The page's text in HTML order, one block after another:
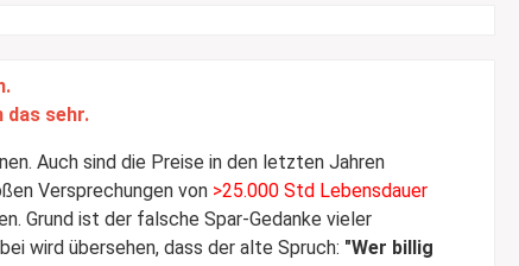
das sehr.
Auch sind die Preise in den letzten Jahren
Versprechungen von >25.000 Std Lebensdauer
Grund ist der falsche Spar-Gedanke vieler
wird übersehen, dass der alte Spruch: "Wer billig